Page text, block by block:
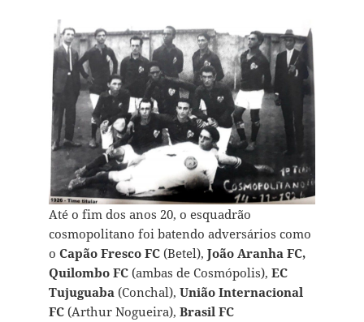
Até o fim dos anos 20, o esquadrão
cosmopolitano foi batendo adversários como
o Capão Fresco FC(Betel), João Aranha FC,
Quilombo FC(ambas de Cosmópolis), EC
Tujuguaba (Conchal), União Internacional
FC(Arthur Nogueira), Brasil FC